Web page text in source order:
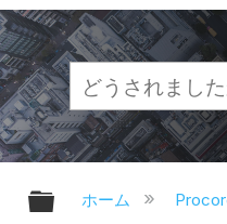
グローバル
ホーム